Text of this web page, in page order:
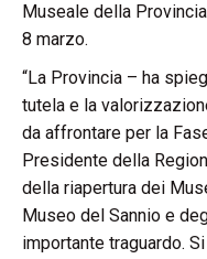
Museale della
8 marzo.
“La Provincia – ha
tutela e la
da affrontare per la
Presidente della
della riapertura dei
Museo del Sannio e
importante traguardo.